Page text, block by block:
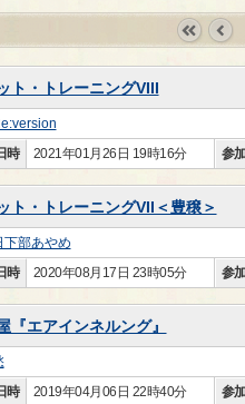
ト・トレーニングVIII
時
2021年01月26日 19時16分 参
ト・トレーニングVII＜豊穣＞
下部あやめ
時
2020年08月17日 23時05分 参
『エアインネルング』
時
2019年04月06日 22時40分 参